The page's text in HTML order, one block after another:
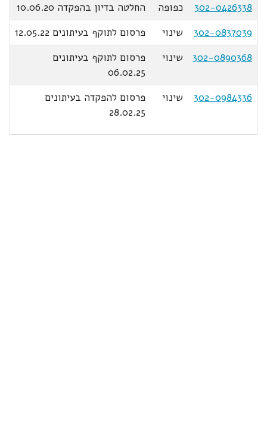
302-0426338
כפופה
החלטה בדיון בהפקדה 10.06.20
302-0837039
שינוי
פרסום לתוקף בעיתונים 12.05.22
302-0890368
שינוי
פרסום לתוקף בעיתונים
06.02.25
302-0984336
שינוי
פרסום להפקדה בעיתונים
28.02.25